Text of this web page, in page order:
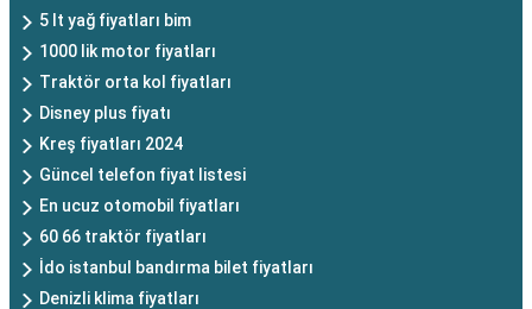
5 lt yağ fiyatları bim
1000 lik motor fiyatları
Traktör orta kol fiyatları
Disney plus fiyatı
Kreş fiyatları 2024
Güncel telefon fiyat listesi
En ucuz otomobil fiyatları
60 66 traktör fiyatları
İdo istanbul bandırma bilet fiyatları
Denizli klima fiyatları